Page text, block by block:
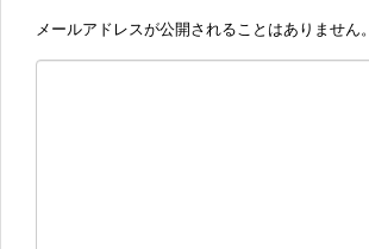
メールアドレスが公開されることはありません。